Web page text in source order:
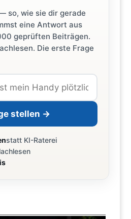
so, wie sie dir gerade
eine Antwort aus
geprüften Beiträgen.
Die erste Frage
stellen →
statt KI-Raterei